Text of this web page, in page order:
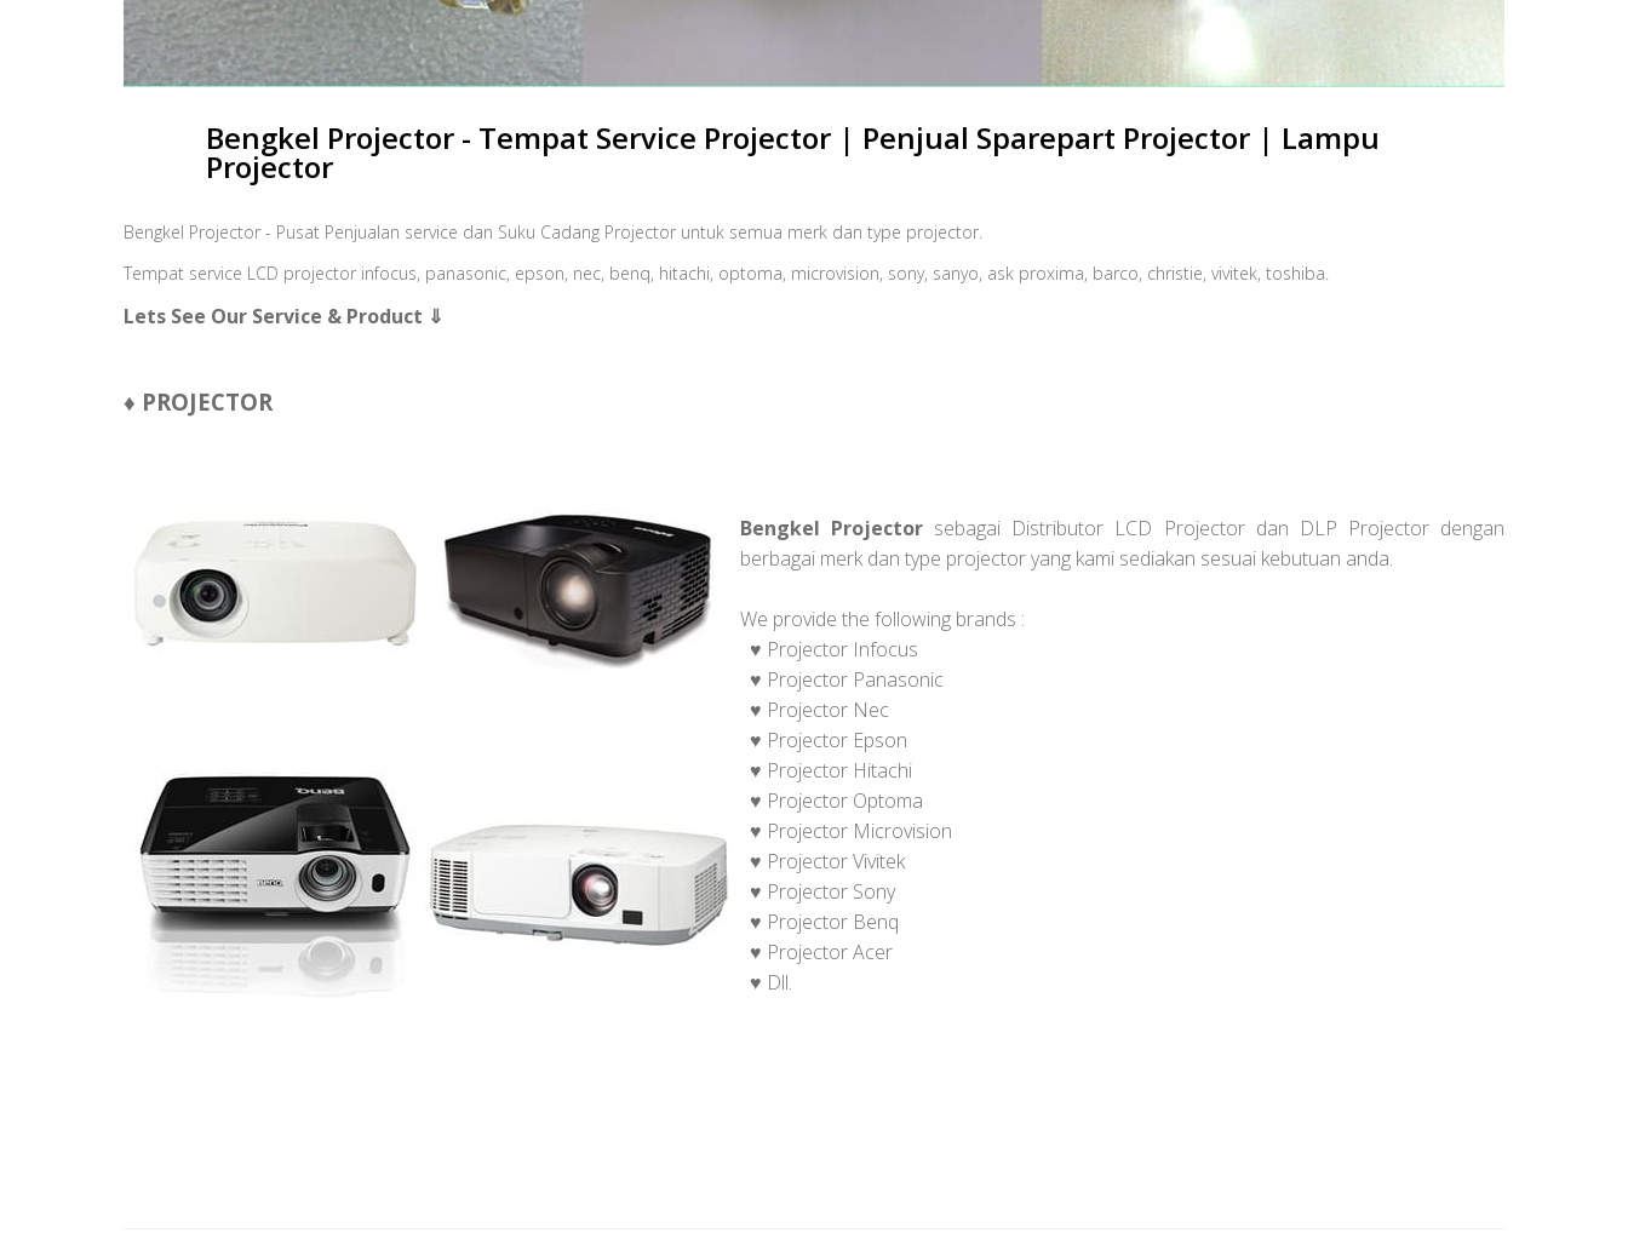
Bengkel Projector - Tempat Service Projector | Penjual Sparepart Projector | Lampu
Projector
Bengkel Projector - Pusat Penjualan service dan Suku Cadang Projector untuk semua merk dan type projector.
Tempat service LCD projector infocus, panasonic, epson, nec, benq, hitachi, optoma, microvision, sony, sanyo, ask proxima, barco, christie, vivitek, toshiba.
Lets See Our Service & Product ⇓
♦ PROJECTOR
Bengkel Projector sebagai Distributor LCD Projector dan DLP Projector dengan
berbagai merk dan type projector yang kami sediakan sesuai kebutuan anda.
We provide the following brands :
♥ Projector Infocus
♥ Projector Panasonic
♥ Projector Nec
♥ Projector Epson
♥ Projector Hitachi
♥ Projector Optoma
♥ Projector Microvision
♥ Projector Vivitek
♥ Projector Sony
♥ Projector Benq
♥ Projector Acer
♥ Dll.